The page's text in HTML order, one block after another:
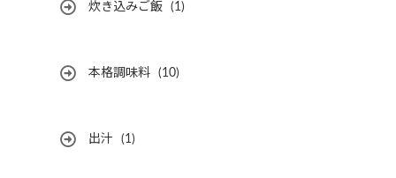
炊き込みご飯 (1)
本格調味料 (10)
出汁 (1)